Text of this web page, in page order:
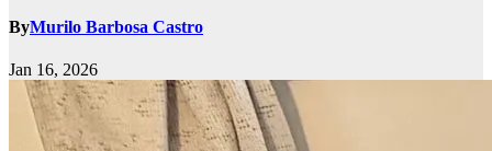
ByMurilo Barbosa Castro
Jan 16, 2026